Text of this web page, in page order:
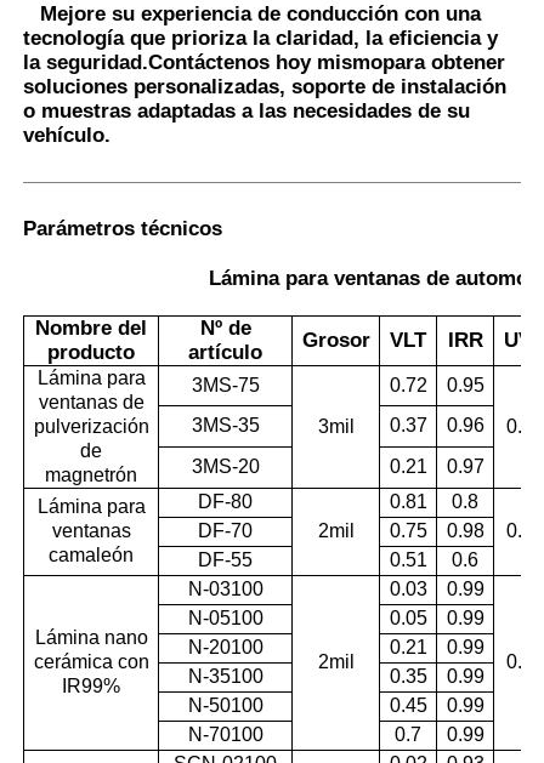
Mejore su experiencia de conducción con una
tecnología que prioriza la claridad, la eficiencia y
la seguridad.Contáctenos hoy mismopara obtener
soluciones personalizadas, soporte de instalación
o muestras adaptadas a las necesidades de su
vehículo.
Parámetros técnicos
Lámina para ventanas de
Nombre del
producto
Nº de
artículo
Grosor VLT IRR
Lámina para
ventanas de
pulverización
de
magnetrón
3MS-75
3mil
0.72
0.95
0.99
3MS-35 0.37
0.96
3MS-20
0.21
0.97
Lámina para
ventanas
camaleón
DF-80
2mil
0.81
0.8
0.99
DF-70 0.75
0.98
DF-55
0.51 0.6
Lámina nano
cerámica con
IR99%
N-03100
2mil
0.03 0.99
0.99
N-05100 0.05
0.99
N-20100
0.21
0.99
N-35100
0.35
0.99
N-50100
0.45
0.99
N-70100
0.7 0.99